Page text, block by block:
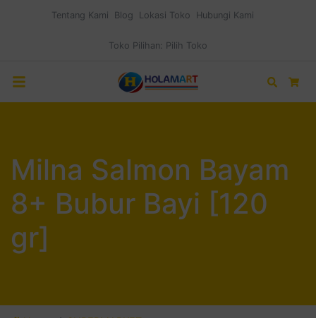
Tentang Kami Blog Lokasi Toko Hubungi Kami
Toko Pilihan: Pilih Toko
Search
Milna Salmon Bayam
8+ Bubur Bayi [120
gr]